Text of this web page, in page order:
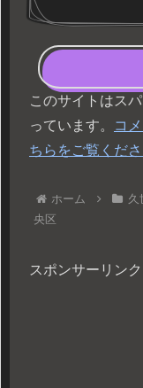
このサイトはス
っています。
コ
ちらをご覧くだ
ホーム 久
央区
スポンサーリンク